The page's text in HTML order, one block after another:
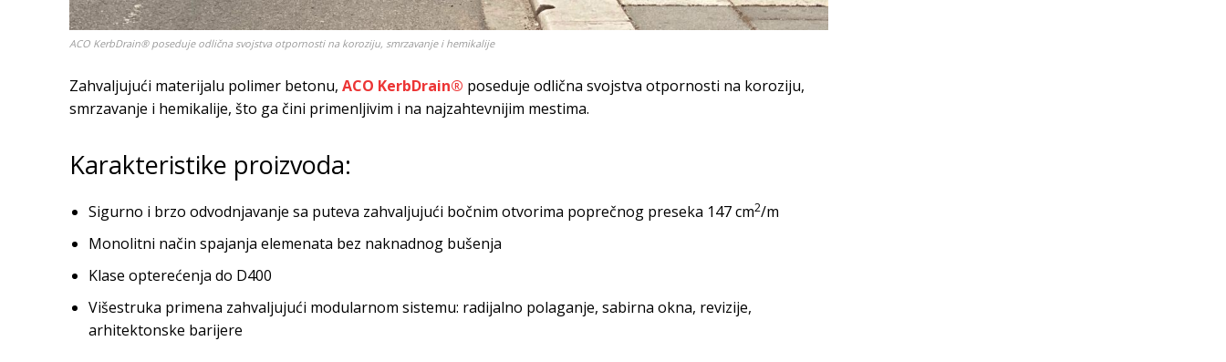
ACO KerbDrain® poseduje odlična svojstva otpornosti na koroziju, smrzavanje i hemikalije
Zahvaljujući materijalu polimer betonu, ACO KerbDrain® poseduje odlična svojstva otpornosti na koroziju,
smrzavanje i hemikalije, što ga čini primenljivim i na najzahtevnijim mestima.
Karakteristike proizvoda:
Sigurno i brzo odvodnjavanje sa puteva zahvaljujući bočnim otvorima poprečnog preseka 147 cm2/m
Monolitni način spajanja elemenata bez naknadnog bušenja
Klase opterećenja do D400
Višestruka primena zahvaljujući modularnom sistemu: radijalno polaganje, sabirna okna, revizije,
arhitektonske barijere